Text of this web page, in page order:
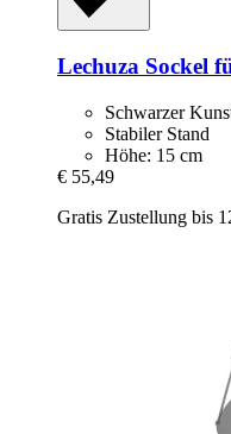
Lechuza Sockel
Schwarzer
Stabiler Stand
Höhe: 15 cm
€ 55,49
Gratis Zustellung bis